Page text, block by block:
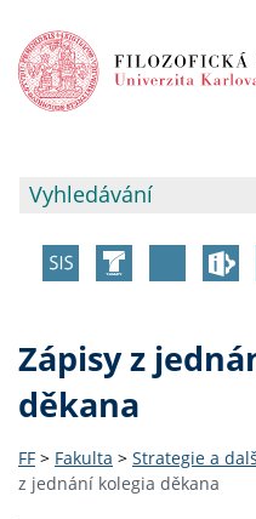
Zápisy z
děkana
FF > Fakulta > Strategie a
z jednání kolegia děkana